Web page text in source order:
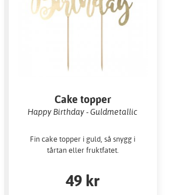
Cake topper
Happy Birthday - Guldmetallic
Fin cake topper i guld, så snygg i
tårtan eller fruktfatet.
49 kr